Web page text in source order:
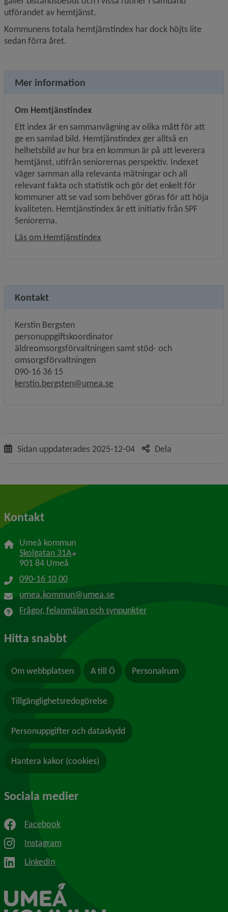
utförandet av hemtjänst.
Kommunens totala hemtjänstindex har dock höjts lite
sedan förra året.
Mer information
Om Hemtjänstindex
Ett index är en sammanvägning av olika mått för att
ge en samlad bild. Hemtjänstindex ger alltså en
helhetsbild av hur bra en kommun är på att leverera
hemtjänst, utifrån seniorernas perspektiv. Indexet
väger samman alla relevanta mätningar och all
relevant fakta och statistik och gör det enkelt för
kommuner att se vad som behöver göras för att höja
kvaliteten. Hemtjänstindex är ett initiativ från SPF
Seniorerna.
Läs om Hemtjänstindex
Kontakt
Kerstin Bergsten
personuppgiftskoordinator
äldreomsorgsförvaltningen samt stöd- och
omsorgsförvaltningen
090-16 36 15
kerstin.bergsten@umea.se
Sidan uppdaterades 2025-12-04 Dela
Kontakt
Umeå kommun
Skolgatan 31A Länk till annan webbplats, öppnas i nytt
901 84 Umeå
090-16 10 00
umea.kommun@umea.se
Frågor, felanmälan och synpunkter
Hitta snabbt
Om webbplatsen A till Ö Personalrum
Tillgänglighetsredogörelse
Personuppgifter och dataskydd
Hantera kakor (cookies)
Sociala medier
Facebook
Instagram
LinkedIn